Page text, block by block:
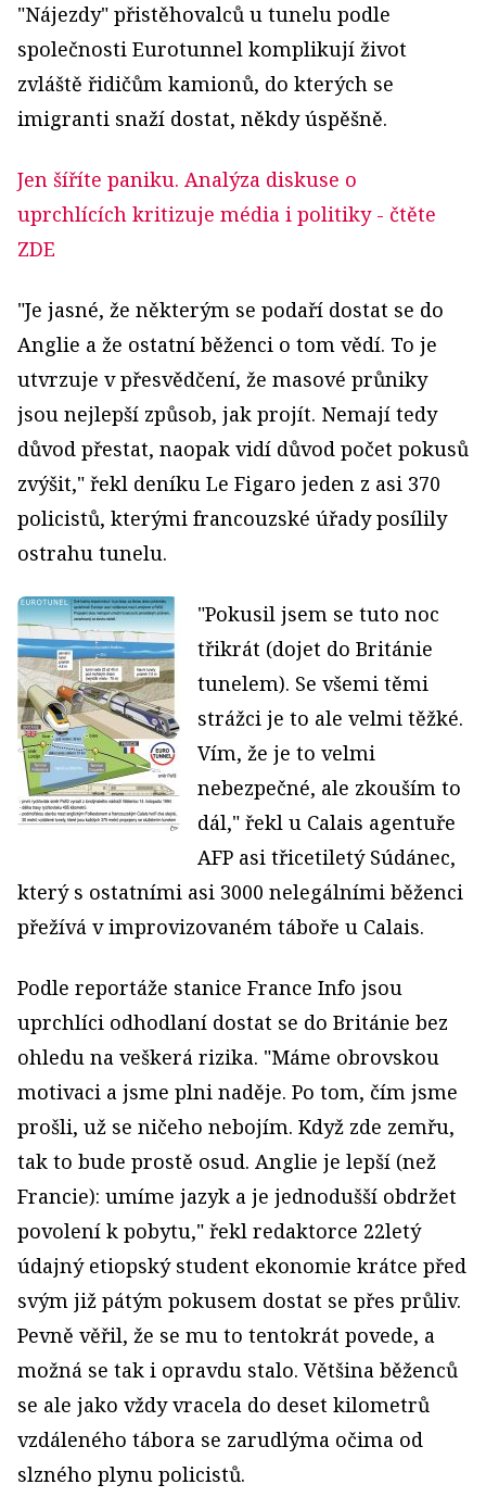
"Nájezdy" přistěhovalců u tunelu podle
společnosti Eurotunnel komplikují život
zvláště řidičům kamionů, do kterých se
imigranti snaží dostat, někdy úspěšně.
Jen šíříte paniku. Analýza diskuse o
uprchlících kritizuje média i politiky- čtěte
ZDE
"Je jasné, že některým se podaří dostat se do
Anglie a že ostatní běženci o tom vědí. To je
utvrzuje v přesvědčení, že masové průniky
jsou nejlepší způsob, jak projít. Nemají tedy
důvod přestat, naopak vidí důvod počet pokusů
zvýšit," řekl deníku Le Figaro jeden z asi 370
policistů, kterými francouzské úřady posílily
ostrahu tunelu.
"Pokusil jsem se tuto noc
třikrát (dojet do Británie
tunelem). Se všemi těmi
strážci je to ale velmi těžké.
Vím, že je to velmi
nebezpečné, ale zkouším to
dál," řekl u Calais agentuře
AFP asi třicetiletý Súdánec,
který s ostatními asi 3000 nelegálními běženci
přežívá v improvizovaném táboře u Calais.
Podle reportáže stanice France Info jsou
uprchlíci odhodlaní dostat se do Británie bez
ohledu na veškerá rizika. "Máme obrovskou
motivaci a jsme plni naděje. Po tom, čím jsme
prošli, už se ničeho nebojím. Když zde zemřu,
tak to bude prostě osud. Anglie je lepší (než
Francie): umíme jazyk a je jednodušší obdržet
povolení k pobytu," řekl redaktorce 22letý
údajný etiopský student ekonomie krátce před
svým již pátým pokusem dostat se přes průliv.
Pevně věřil, že se mu to tentokrát povede, a
možná se tak i opravdu stalo. Většina běženců
se ale jako vždy vracela do deset kilometrů
vzdáleného tábora se zarudlýma očima od
slzného plynu policistů.